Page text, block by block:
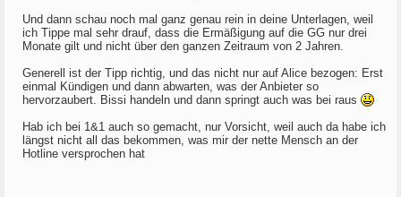
Und dann schau noch mal ganz genau rein in deine Unterlagen, weil
ich Tippe mal sehr drauf, dass die Ermäßigung auf die GG nur drei
Monate gilt und nicht über den ganzen Zeitraum von 2 Jahren.
Generell ist der Tipp richtig, und das nicht nur auf Alice bezogen: Erst
einmal Kündigen und dann abwarten, was der Anbieter so
hervorzaubert. Bissi handeln und dann springt auch was bei raus
Hab ich bei 1&1 auch so gemacht, nur Vorsicht, weil auch da habe ich
längst nicht all das bekommen, was mir der nette Mensch an der
Hotline versprochen hat